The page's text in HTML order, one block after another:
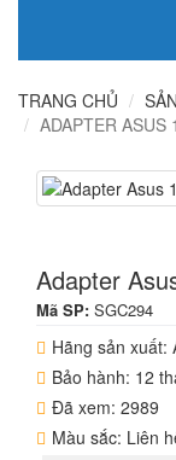
TRANG CHỦ
ADAPTER ASUS
Adapter
Mã SP: SGC294
Hãng sản xuất:
Bảo hành: 12
Đã xem: 2989
Màu sắc: Liên